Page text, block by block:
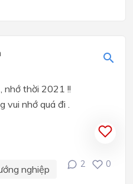
nhớ thời 2021 !!
nhớ quá đi .
nghiệp
2 0